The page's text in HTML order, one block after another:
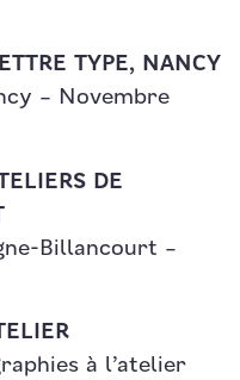
TYPE, NANCY
– Novembre
DE
Billancourt –
à l’atelier